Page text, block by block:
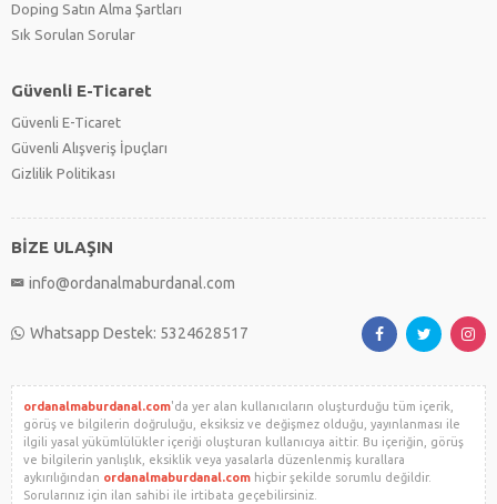
Doping Satın Alma Şartları
Sık Sorulan Sorular
Güvenli E-Ticaret
Güvenli E-Ticaret
Güvenli Alışveriş İpuçları
Gizlilik Politikası
BİZE ULAŞIN
info@ordanalmaburdanal.com
Whatsapp Destek: 5324628517
ordanalmaburdanal.com'da yer alan kullanıcıların oluşturduğu tüm içerik,
görüş ve bilgilerin doğruluğu, eksiksiz ve değişmez olduğu, yayınlanması ile
ilgili yasal yükümlülükler içeriği oluşturan kullanıcıya aittir. Bu içeriğin, görüş
ve bilgilerin yanlışlık, eksiklik veya yasalarla düzenlenmiş kurallara
aykırılığından ordanalmaburdanal.com hiçbir şekilde sorumlu değildir.
Sorularınız için ilan sahibi ile irtibata geçebilirsiniz.